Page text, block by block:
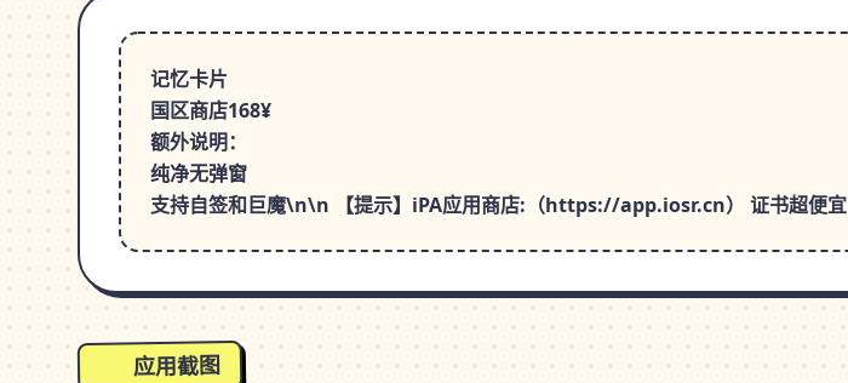
记忆卡片
国区商店168¥
额外说明：
纯净无弹窗
支持自签和巨魔\n\n 【提示】iPA应用商店:（https://app.iosr.cn） 证书超便宜
应用截图